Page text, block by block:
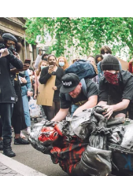
sport
berlin
nord
wahrheit
verlag